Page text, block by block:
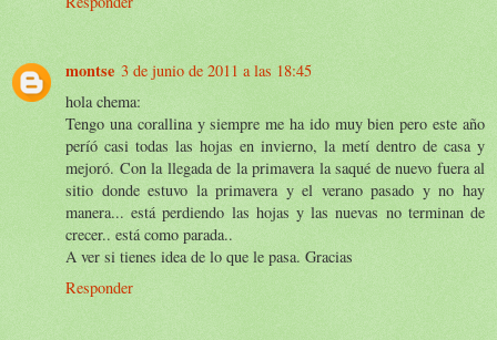
montse 3 de junio de 2011 a las 18:45
hola chema:
Tengo una corallina y siempre me ha ido muy bien pero este año
períó casi todas las hojas en invierno, la metí dentro de casa y
mejoró. Con la llegada de la primavera la saqué de nuevo fuera al
sitio donde estuvo la primavera y el verano pasado y no hay
manera... está perdiendo las hojas y las nuevas no terminan de
crecer.. está como parada..
A ver si tienes idea de lo que le pasa. Gracias
Responder